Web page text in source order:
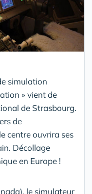
simulation
» vient de
de Strasbourg.
de
centre ouvrira ses
Décollage
en Europe !
le simulateur